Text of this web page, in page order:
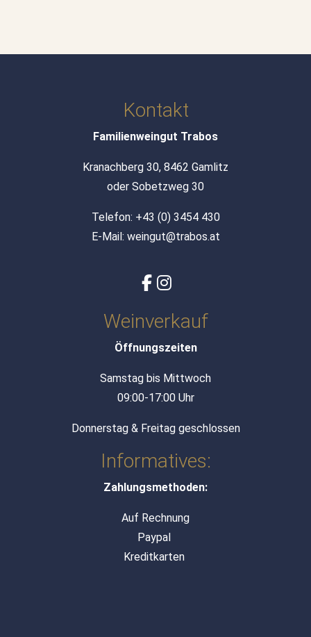
Kontakt
Familienweingut Trabos
Kranachberg 30, 8462 Gamlitz
oder Sobetzweg 30
Telefon: +43 (0) 3454 430
E-Mail: weingut@trabos.at
Weinverkauf
Öffnungszeiten
Samstag bis Mittwoch
09:00-17:00 Uhr
Donnerstag & Freitag geschlossen
Informatives:
Zahlungsmethoden:
Auf Rechnung
Paypal
Kreditkarten